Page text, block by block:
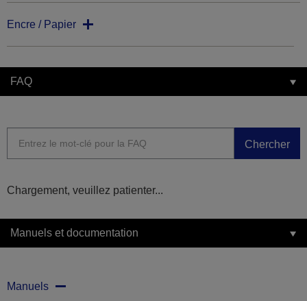
Encre / Papier
FAQ
Chercher
Chargement, veuillez patienter...
Manuels et documentation
Manuels